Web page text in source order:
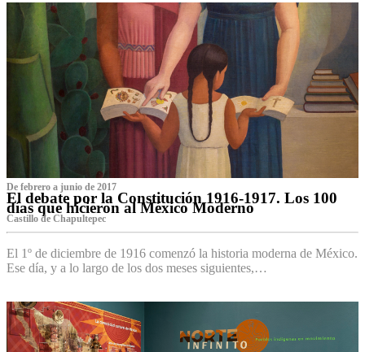
De febrero a junio de 2017
El debate por la Constitución 1916-1917. Los 100
días que hicieron al México Moderno
Castillo de Chapultepec
El 1º de diciembre de 1916 comenzó la historia moderna de México.
Ese día, y a lo largo de los dos meses siguientes,…